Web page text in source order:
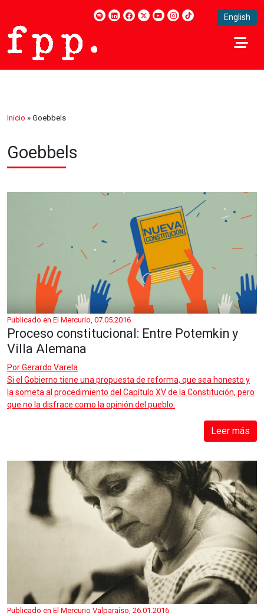
English
Inicio » Goebbels
Goebbels
Publicado en El Mercurio, 07.05.2016
Proceso constitucional: Entre Potemkin y
Villa Alemana
PorGerardo Varela
Si el Gobierno tiene una propuesta de reforma, que sea honesto y
la someta al procedimiento del Capítulo XV de la Constitución, pero
que no la disfrace como la opinión del pueblo.
Leer más
Publicado en El Mercurio Valparaíso, 26.01.2016